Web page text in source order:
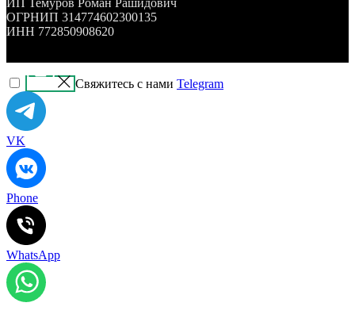
ИП Темуров Роман Рашидович
ОГРНИП 314774602300135
ИНН 772850908620
Свяжитесь с нами Telegram
VK
Phone
WhatsApp